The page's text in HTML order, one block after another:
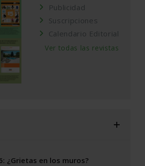
Publicidad
Suscripciones
Calendario Editorial
Ver todas las revistas
¿Grietas en los muros?